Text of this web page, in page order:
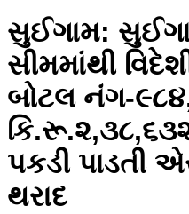
સુઈગામ:
સીમમાંથી
બોટલ નંગ-
પકડી પાડતી
થરાદ